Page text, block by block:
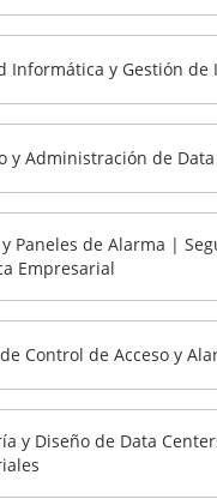
Informática y Gestión de
y Administración de
Paneles de Alarma |
Empresarial
Control de Acceso y
y Diseño de Data